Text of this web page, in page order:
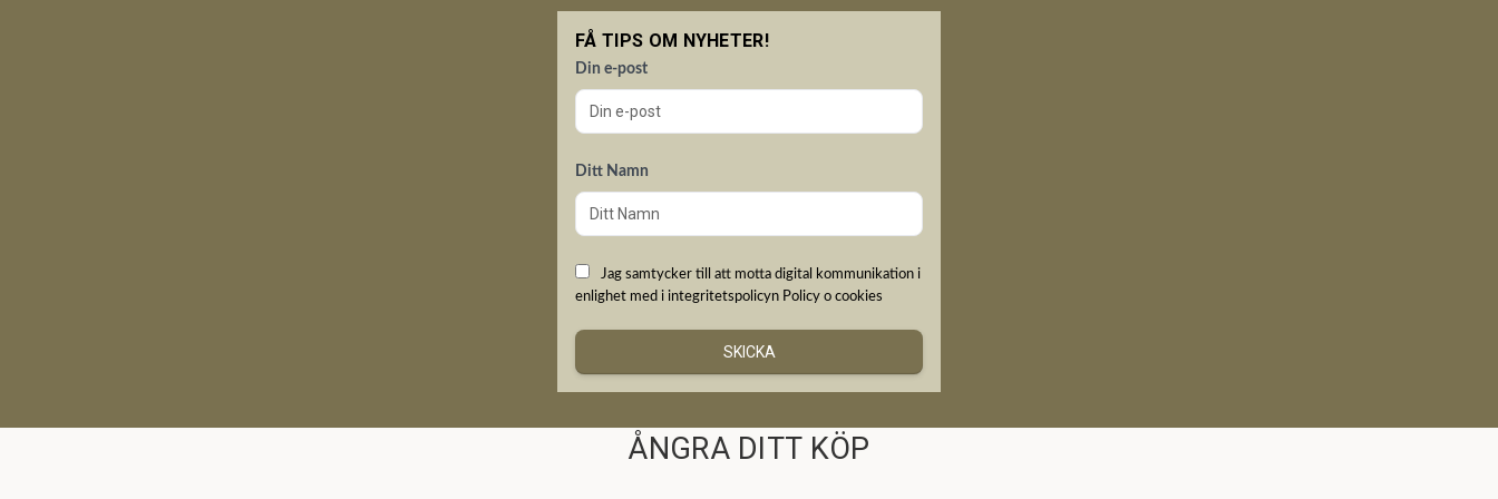
FÅ TIPS OM NYHETER!
Din e-post
Ditt Namn
Jag samtycker till att motta digital kommunikation i
enlighet med i integritetspolicyn Policy o cookies
SKICKA
ÅNGRA DITT KÖP